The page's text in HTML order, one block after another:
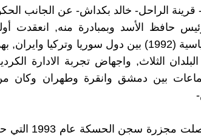
الراحل- خالد بكداش- عن الجانب
حافظ الأسد وبمبادرة منه, انعقدت
الأمنية والسياسية (1992) بين دول سوريا
الثلاث, واجهاض تجربة الادارة
بين دمشق وانقرة وطهران وكان
في عهده